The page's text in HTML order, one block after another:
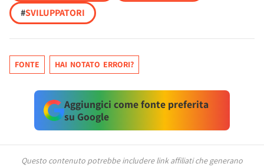
#SVILUPPATORI
FONTE HAI NOTATO ERRORI?
Aggiungici come fonte preferita
su Google
Questo contenuto potrebbe includere link affiliati che generano